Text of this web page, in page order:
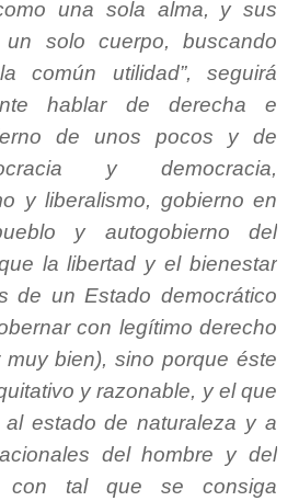
una sola alma, y sus
solo cuerpo, buscando
común utilidad”, seguirá
hablar de derecha e
de unos pocos y de
y democracia,
y liberalismo, gobierno en
y autogobierno del
la libertad y el bienestar
de un Estado democrático
con legítimo derecho
bien), sino porque éste
y razonable, y el que
estado de naturaleza y a
del hombre y del
con tal que se consiga